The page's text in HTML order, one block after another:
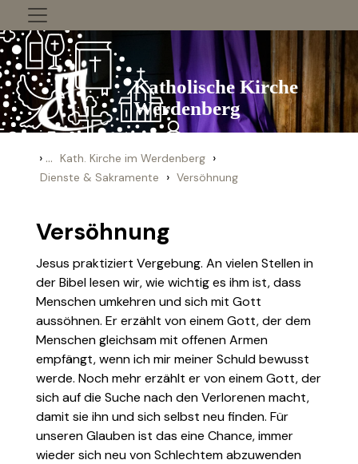
Zum Inhalt springen
› ... Kath. Kirche im Werdenberg ›
Dienste & Sakramente › Versöhnung
Versöhnung
Jesus praktiziert Vergebung. An vielen Stellen in
der Bibel lesen wir, wie wichtig es ihm ist, dass
Menschen umkehren und sich mit Gott
aussöhnen. Er erzählt von einem Gott, der dem
Menschen gleichsam mit offenen Armen
empfängt, wenn ich mir meiner Schuld bewusst
werde. Noch mehr erzählt er von einem Gott, der
sich auf die Suche nach den Verlorenen macht,
damit sie ihn und sich selbst neu finden. Für
unseren Glauben ist das eine Chance, immer
wieder sich neu von Schlechtem abzuwenden